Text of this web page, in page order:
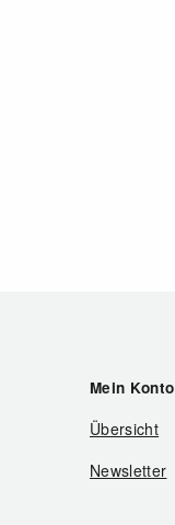
Mein Konto
Übersicht
Newsletter